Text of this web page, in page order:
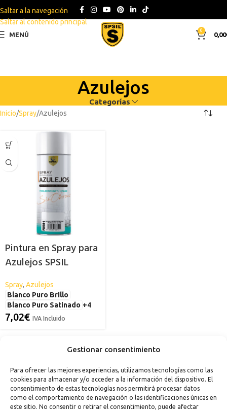
Gestionar consentimiento
Para ofrecer las mejores experiencias, utilizamos tecnologías como las
cookies para almacenar y/o acceder a la información del dispositivo. El
consentimiento de estas tecnologías nos permitirá procesar datos
como el comportamiento de navegación o las identificaciones únicas en
este sitio. No consentir o retirar el consentimiento, puede afectar
Saltar a la navegación
Saltar al contenido principal
MENÚ
0
0,00
Azulejos
Categorías
Inicio Spray Azulejos
Pintura en Spray para
Azulejos SPSIL
Spray, Azulejos
Blanco Puro Brillo
Blanco Puro Satinado +4
7,02€ IVA Incluido